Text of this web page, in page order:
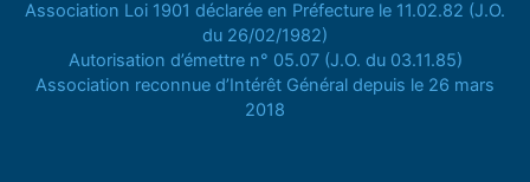
Association Loi 1901 déclarée en Préfecture le 11.02.82 (J.O.
du 26/02/1982)
Autorisation d’émettre n° 05.07 (J.O. du 03.11.85)
Association reconnue d’Intérêt Général depuis le 26 mars
2018